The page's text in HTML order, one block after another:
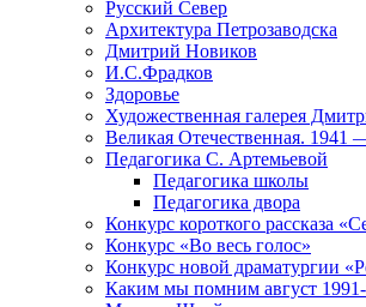
Русский Север
Архитектура Петрозаводска
Дмитрий Новиков
И.С.Фрадков
Здоровье
Художественная галерея
Великая Отечественная. 1941
Педагогика С. Артемьевой
Педагогика школы
Педагогика двора
Конкурс короткого рассказа
Конкурс «Во весь голос»
Конкурс новой драматургии
Каким мы помним август